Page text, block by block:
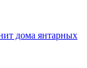
дома янтарных